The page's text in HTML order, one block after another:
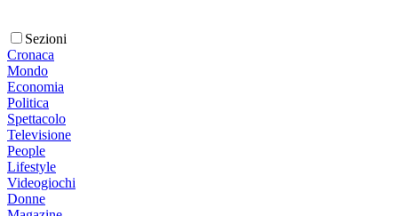
Sezioni
Cronaca
Mondo
Economia
Politica
Spettacolo
Televisione
People
Lifestyle
Videogiochi
Donne